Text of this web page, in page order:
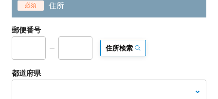
必須 住所
郵便番号
住所検索
都道府県